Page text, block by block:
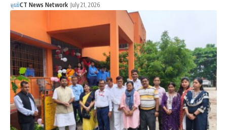
CT News Network July 21, 2026